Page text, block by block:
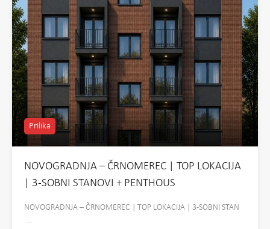
Prilika
NOVOGRADNJA – ČRNOMEREC | TOP LOKACIJA
| 3-SOBNI STANOVI + PENTHOUS
NOVOGRADNJA – ČRNOMEREC | TOP LOKACIJA | 3-SOBNI STAN
…